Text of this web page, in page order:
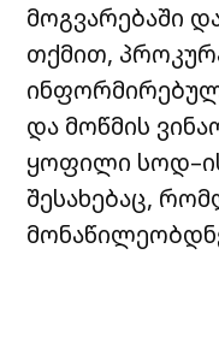
მოგვარებაში
თქმით,
და მოწმის
ყოფილი
შესახებაც,